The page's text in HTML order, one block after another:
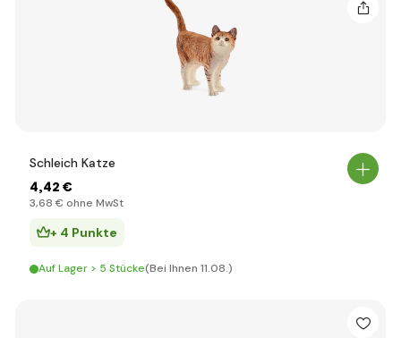
Schleich Katze
4,42 €
3,68 € ohne MwSt
+ 4 Punkte
Auf Lager > 5 Stücke(Bei Ihnen 11.08.)